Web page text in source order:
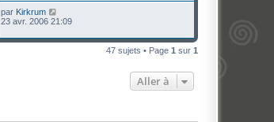
par Kirkrum
23 avr. 2006 21:09
47 sujets • Page 1 sur 1
Aller à